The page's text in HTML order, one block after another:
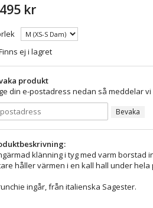
kr
ej i lagret
produkt
din e-postadress nedan så meddelar
Bevaka
klänning i tyg med varm borstad
håller värmen i en kall hall under hela
ingår, från italienska Sagester.